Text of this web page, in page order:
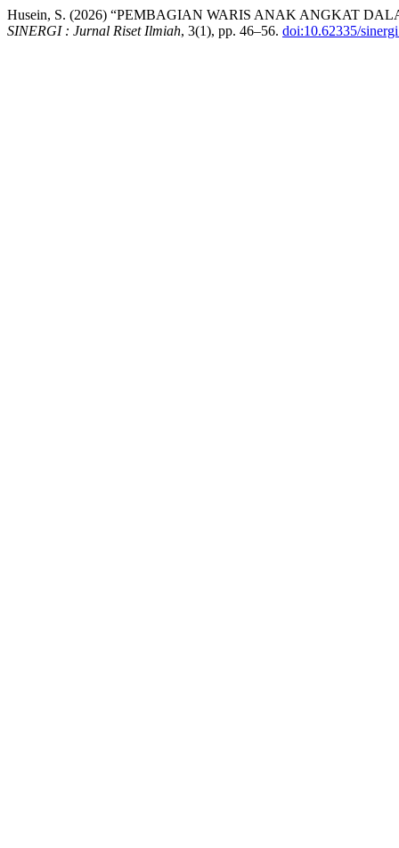
Husein, S. (2026) “PEMBAGIAN WARIS ANAK ANGKAT
SINERGI : Jurnal Riset Ilmiah, 3(1), pp. 46–56. doi:10.62335/